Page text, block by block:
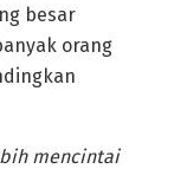
besar
orang
mencintai